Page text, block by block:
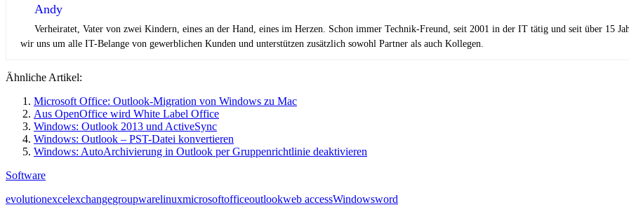
Andy
Verheiratet, Vater von zwei Kindern, eines an der Hand, eines im Herzen. Schon immer Technik-Freund, seit 2001 in der IT tätig und seit über 15
wir uns um alle IT-Belange von gewerblichen Kunden und unterstützen zusätzlich sowohl Partner als auch Kollegen.
Ähnliche Artikel:
Microsoft Office: Outlook-Migration von Windows zu Mac
Aus OpenOffice wird White Label Office
Windows: Outlook 2013 und ActiveSync
Windows: Outlook – PST-Datei konvertieren
Windows: AutoArchivierung in Outlook per Gruppenrichtlinie deaktivieren
Software
evolutionexcelexchangegroupwarelinuxmicrosoftofficeoutlookweb accessWindowsword